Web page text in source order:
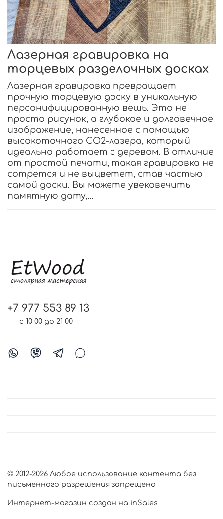
Лазерная гравировка на
торцевых разделочных досках
Лазерная гравировка превращает
прочную торцевую доску в уникальную
персонифицированную вешь. Это не
просто рисунок, а глубокое и долговечное
изображение, нанесенное с помощью
высокоточного CO2-лазера, который
идеально работает с деревом. В отличие
от простой печати, такая гравировка не
сотрется и не выцветет, став частью
самой доски. Вы можете увековечить
памятную дату,...
+7 977 553 89 13
с 10 00 до 21 00
© 2012-2026 Любое использование контента без
письменного разрешения запрещено
Интернет-магазин создан на inSales